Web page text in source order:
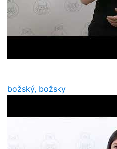
božský, božsky